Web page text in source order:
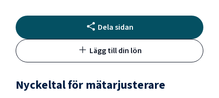
Dela sidan
Lägg till din lön
Nyckeltal för mätarjusterare